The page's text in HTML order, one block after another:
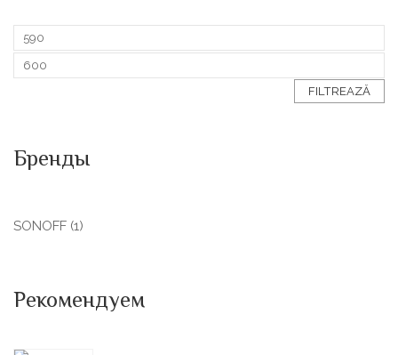
FILTREAZĂ
Бренды
SONOFF (1)
Рекомендуем